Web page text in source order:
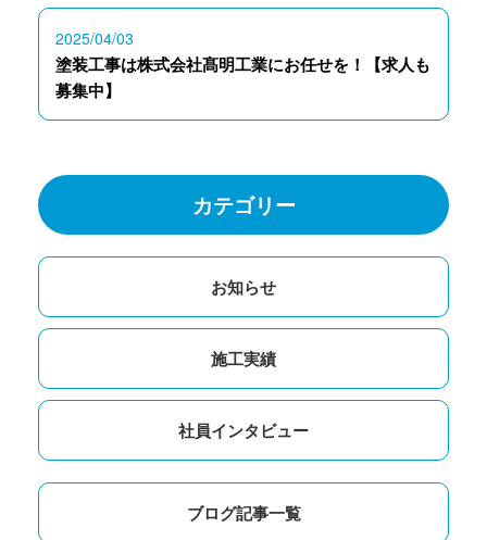
2025/04/03
塗装工事は株式会社髙明工業にお任せを！【求人も
募集中】
カテゴリー
お知らせ
施工実績
社員インタビュー
ブログ記事一覧